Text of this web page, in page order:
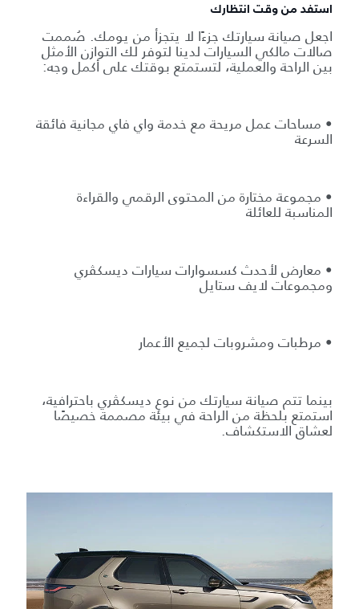
استفد من وقت انتظارك
اجعل صيانة سيارتك جزءًا لا يتجزأ من يومك. صُممت
صالات مالكي السيارات لدينا لتوفر لك التوازن الأمثل
بين الراحة والعملية، لتستمتع بوقتك على أكمل وجه:
• مساحات عمل مريحة مع خدمة واي فاي مجانية فائقة
السرعة
• مجموعة مختارة من المحتوى الرقمي والقراءة
المناسبة للعائلة
• معارض لأحدث كسسوارات سيارات ديسكڤري
ومجموعات لايف ستايل
• مرطبات ومشروبات لجميع الأعمار
بينما تتم صيانة سيارتك من نوع ديسكڤري باحترافية،
استمتع بلحظة من الراحة في بيئة مصممة خصيصًا
لعشاق الاستكشاف.